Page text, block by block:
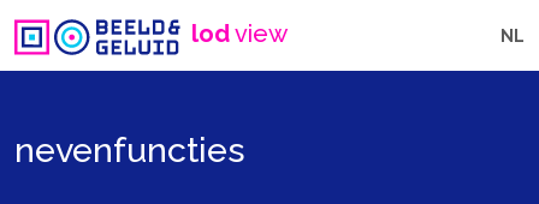
lodview NL
nevenfuncties